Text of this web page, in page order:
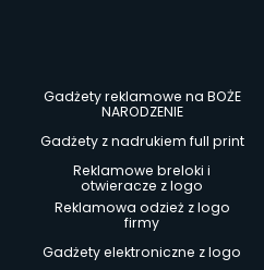
Gadżety reklamowe na BOŻE
NARODZENIE
Gadżety z nadrukiem full print
Reklamowe breloki i
otwieracze z logo
Reklamowa odzież z logo
firmy
Gadżety elektroniczne z logo